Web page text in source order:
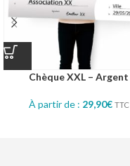
Chèque XXL – Argent
À partir de : 29,90€ TTC